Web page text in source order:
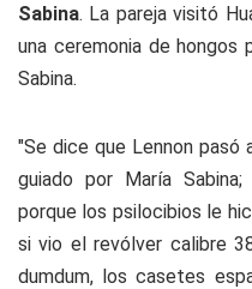
Sabina. La pareja visitó
una ceremonia de hongos
Sabina.
"Se dice que Lennon pasó
guiado por María
porque los psilocibios le
si vio el revólver calibre
dumdum, los casetes